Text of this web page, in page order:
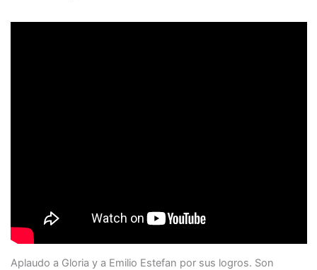
Aplaudo a Gloria y a Emilio Estefan por sus logros. Son